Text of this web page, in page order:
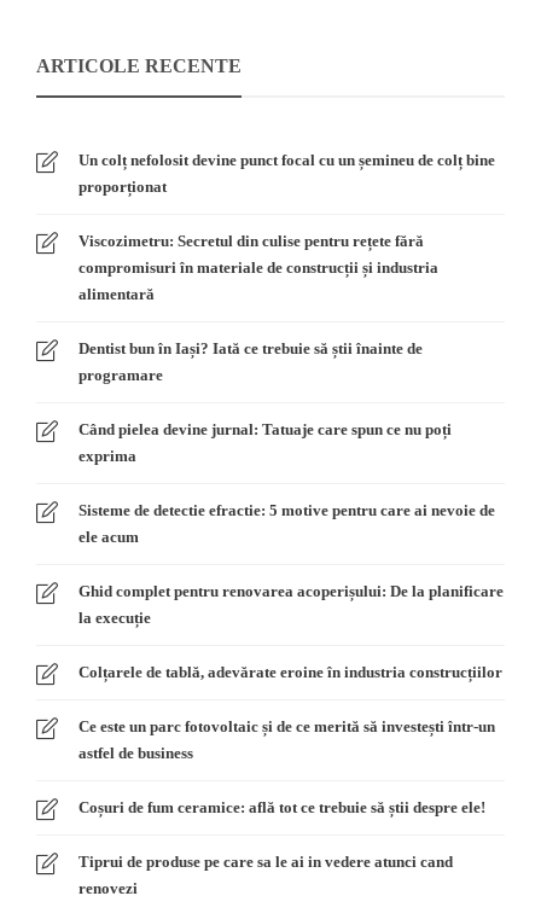
ARTICOLE RECENTE
Un colț nefolosit devine punct focal cu un șemineu de colț bine
proporționat
Viscozimetru: Secretul din culise pentru rețete fără
compromisuri în materiale de construcții și industria
alimentară
Dentist bun în Iași? Iată ce trebuie să știi înainte de
programare
Când pielea devine jurnal: Tatuaje care spun ce nu poți
exprima
Sisteme de detectie efractie: 5 motive pentru care ai nevoie de
ele acum
Ghid complet pentru renovarea acoperișului: De la planificare
la execuție
Colțarele de tablă, adevărate eroine în industria construcțiilor
Ce este un parc fotovoltaic și de ce merită să investești într-un
astfel de business
Coșuri de fum ceramice: află tot ce trebuie să știi despre ele!
Tiprui de produse pe care sa le ai in vedere atunci cand
renovezi